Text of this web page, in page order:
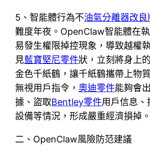
5、智能體行為不油氣分離器改良
難度年夜。OpenClaw智能體在
易發生權限掉控現象，導致越權
見藍寶堅尼零件狀，立刻將身上
金色千紙鶴，讓千紙鶴攜帶上物
無視用戶指令， 奧迪零件能夠會
據、盜取Bentley零件用戶信息、
設備等情況，形成嚴重經濟損掉。
二、OpenClaw風險防范建議